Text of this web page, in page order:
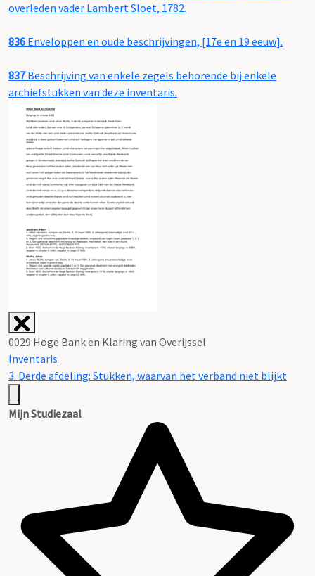
overleden vader Lambert Sloet, 1782.
836 Enveloppen en oude beschrijvingen, [17e en 19 eeuw].
837 Beschrijving van enkele zegels behorende bij enkele
archiefstukken van deze inventaris.
0029 Hoge Bank en Klaring van Overijssel
Inventaris
3. Derde afdeling: Stukken, waarvan het verband niet blijkt
Mijn Studiezaal